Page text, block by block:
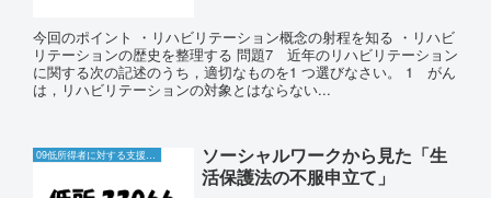
今回のポイント ・リハビリテーション概念の射程を知る ・リハビ
リテーションの歴史を整理する 問題7 近年のリハビリテーション
に関する次の記述のうち，適切なものを1 つ選びなさい。 1 がん
は，リハビリテーションの対象とはならない...
09低所得者に対する支援と生活保護制度
ソーシャルワークから見た「生
活保護法の不服申立て」